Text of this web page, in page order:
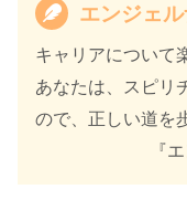
エンジェ
キャリアについて
あなたは、スピリ
ので、正しい道を
『